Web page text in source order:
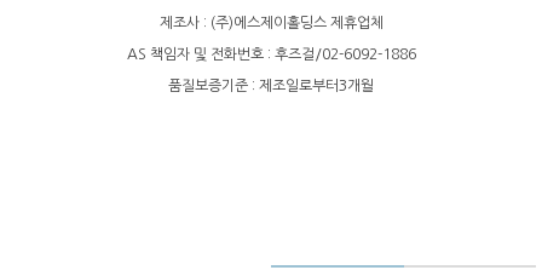
제조사 : (주)에스제이홀딩스 제휴업체
AS 책임자 및 전화번호 : 후즈걸/02-6092-1886
품질보증기준 : 제조일로부터3개월